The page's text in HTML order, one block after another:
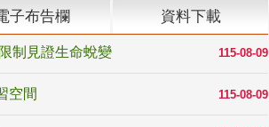
子布告欄 資料下載
115-08-09
制見證生命蛻變
115-08-09
空間